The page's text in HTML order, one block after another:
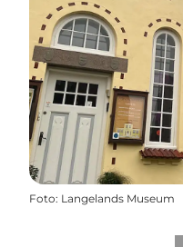
Foto: Langelands Museum